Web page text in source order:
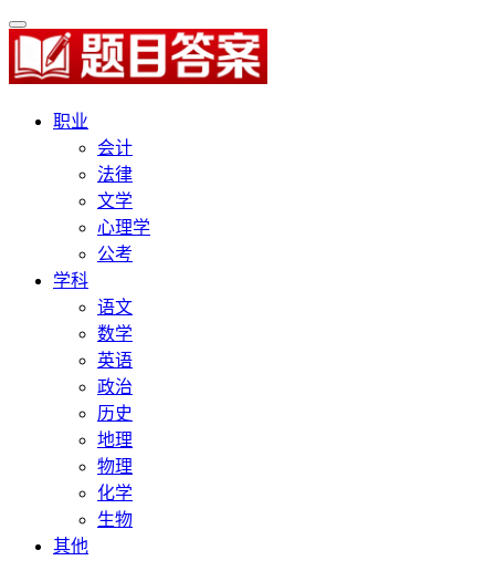
职业
会计
法律
文学
心理学
公考
学科
语文
数学
英语
政治
历史
地理
物理
化学
生物
其他